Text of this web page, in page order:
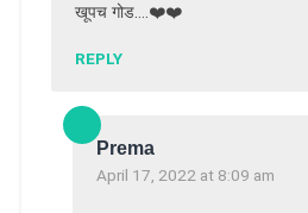
खूपच गोड….❤️❤️
REPLY
Prema
April 17, 2022 at 8:09 am